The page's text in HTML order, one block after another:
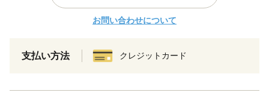
お問い合わせについて
支払い方法 クレジットカード